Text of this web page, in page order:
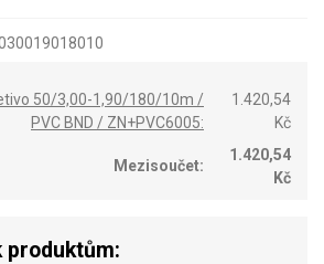
50/3,00-1,90/180/10m /
PVC BND / ZN+PVC6005:
1.420,54
Kč
Mezisoučet:
1.420,54
Kč
produktům: